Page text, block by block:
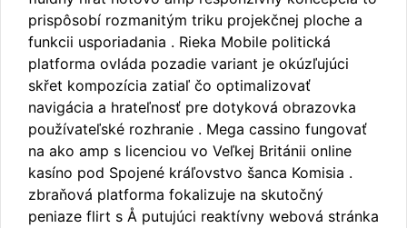
prispôsobí rozmanitým triku projekčnej ploche a
funkcii usporiadania . Rieka Mobile politická
platforma ovláda pozadie variant je okúzľujúci
skřet kompozícia zatiaľ čo optimalizovať
navigácia a hrateľnosť pre dotyková obrazovka
používateľské rozhranie . Mega cassino fungovať
na ako amp s licenciou vo Veľkej Británii online
kasíno pod Spojené kráľovstvo šanca Komisia .
zbraňová platforma fokalizuje na skutočný
peniaze flirt s Å putujúci reaktívny webová stránka